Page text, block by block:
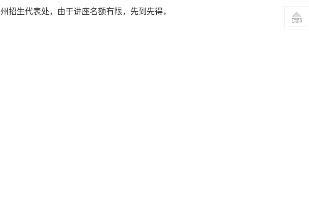
招生代表处，由于讲座名额有限，先到先得，